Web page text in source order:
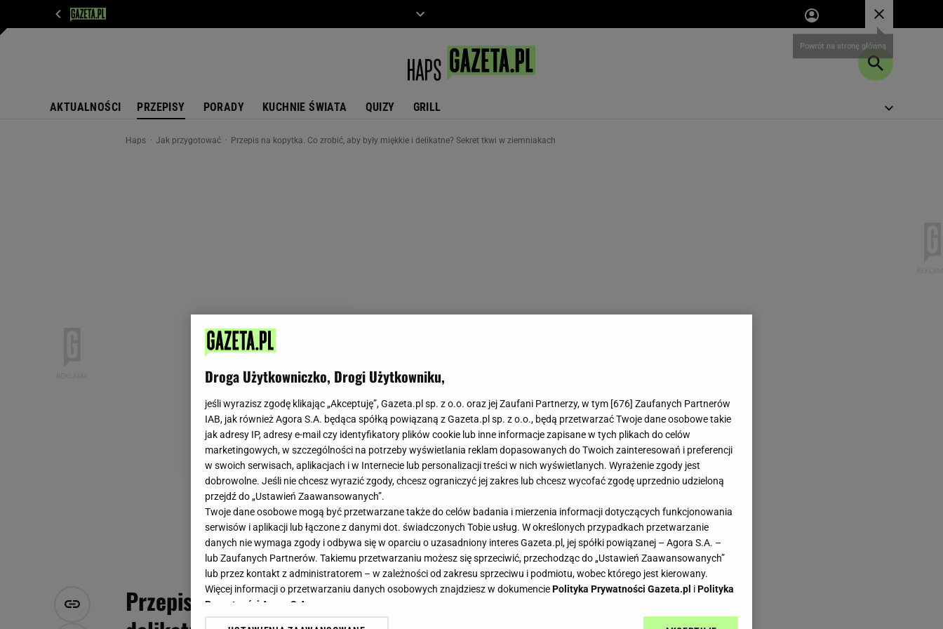
AKTUALNOŚCI PRZEPISY PORADY KUCHNIE ŚWIATA QUIZY GRILL
Haps Jak przygotować Przepis na kopytka. Co zrobić, aby były miękkie i delikatne? Sekret tkwi w ziemniakach
Przepis na kopytka. Co zrobić, aby były miękkie i
Droga Użytkowniczko, Drogi Użytkowniku,
jeśli wyrazisz zgodę klikając „Akceptuję”, Gazeta.pl sp. z o.o. oraz jej Zaufani Partnerzy, w tym [676] Zaufanych Partnerów
IAB, jak również Agora S.A. będąca spółką powiązaną z Gazeta.pl sp. z o.o., będą przetwarzać Twoje dane osobowe takie
jak adresy IP, adresy e-mail czy identyfikatory plików cookie lub inne informacje zapisane w tych plikach do celów
marketingowych, w szczególności na potrzeby wyświetlania reklam dopasowanych do Twoich zainteresowań i preferencji
w swoich serwisach, aplikacjach i w Internecie lub personalizacji treści w nich wyświetlanych. Wyrażenie zgody jest
dobrowolne. Jeśli nie chcesz wyrazić zgody, chcesz ograniczyć jej zakres lub chcesz wycofać zgodę uprzednio udzieloną
przejdź do „Ustawień Zaawansowanych”.
Twoje dane osobowe mogą być przetwarzane także do celów badania i mierzenia informacji dotyczących funkcjonowania
serwisów i aplikacji lub łączone z danymi dot. świadczonych Tobie usług. W określonych przypadkach przetwarzanie
danych nie wymaga zgody i odbywa się w oparciu o uzasadniony interes Gazeta.pl, jej spółki powiązanej – Agora S.A. –
lub Zaufanych Partnerów. Takiemu przetwarzaniu możesz się sprzeciwić, przechodząc do „Ustawień Zaawansowanych”
lub przez kontakt z administratorem – w zależności od zakresu sprzeciwu i podmiotu, wobec którego jest kierowany.
Więcej informacji o przetwarzaniu danych osobowych znajdziesz w dokumenciePolityka Prywatności Gazeta.pl iPolityka
Prywatności Agora S.A.